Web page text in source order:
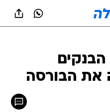
הבנקים
את הבורסה